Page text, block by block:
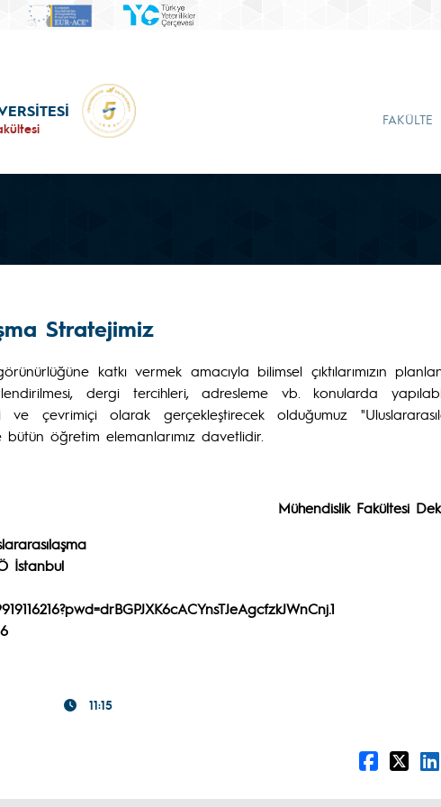
FAKÜLTE
Stratejimiz
katkı vermek amacıyla bilimsel çıktılarımızın
dergi tercihleri, adresleme vb. konularda
ve çevrimiçi olarak gerçekleştirecek olduğumuz
öğretim elemanlarımız davetlidir.
Mühendislik Fakültesi
İstanbul
11:15